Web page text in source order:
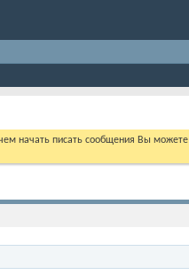
начать писать сообщения Вы можете